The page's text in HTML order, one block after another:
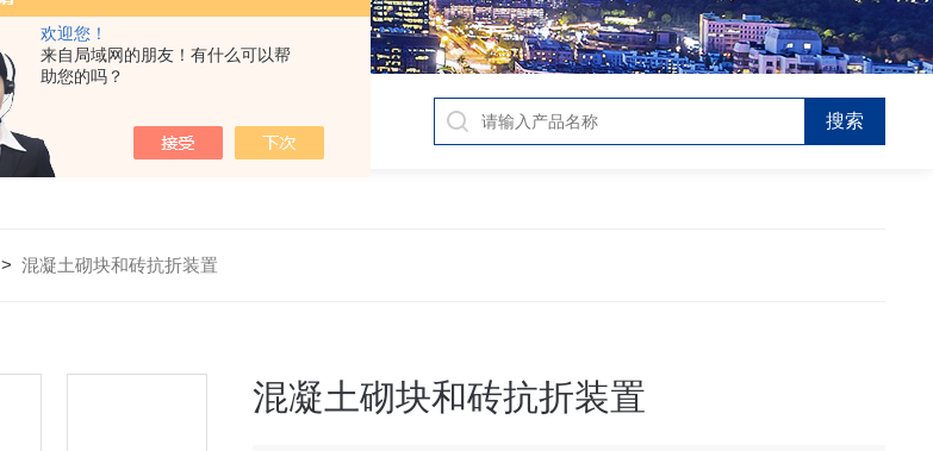
欢迎您！
来自局域网的朋友！有什么可以帮
助您的吗？
>混凝土砌块和砖抗折装置
混凝土砌块和砖抗折装置